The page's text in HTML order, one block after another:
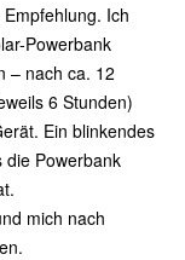
Ich
Powerbank
– nach ca. 12
6 Stunden)
Ein blinkendes
die Powerbank
mich nach